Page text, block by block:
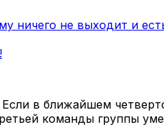
ничего не выходит и
в ближайшем
команды группы